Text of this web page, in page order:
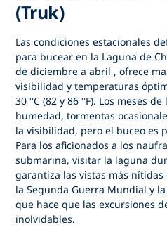
(Truk)
Las condiciones estacionales
para bucear en la Laguna de
dediciembre a abril , ofrece
visibilidad y temperaturas
30 °C (82 y 86 °F). Los meses
humedad, tormentas
la visibilidad, pero el buceo es
Para los aficionados a los
submarina, visitar la laguna
garantiza las vistas más
la Segunda Guerra Mundial y
que hace que las excursiones
inolvidables.